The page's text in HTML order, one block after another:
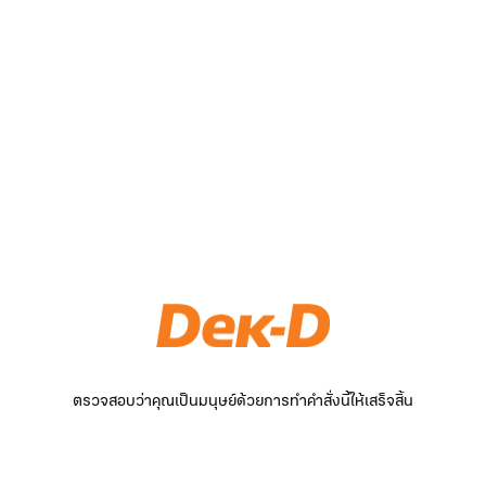
ตรวจสอบว่าคุณเป็นมนุษย์ด้วยการทำคำสั่งนี้ให้เสร็จสิ้น